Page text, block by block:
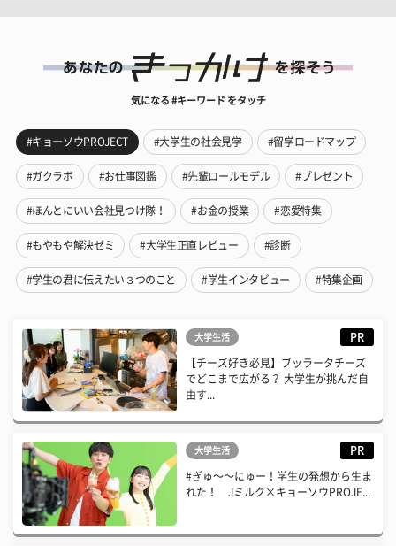
気になる #キーワード をタッチ
#キョーソウPROJECT #大学生の社会見学 #留学ロードマップ
#ガクラボ #お仕事図鑑 #先輩ロールモデル #プレゼント
#ほんとにいい会社見つけ隊！ #お金の授業 #恋愛特集
#もやもや解決ゼミ #大学生正直レビュー #診断
#学生の君に伝えたい３つのこと #学生インタビュー #特集企画
大学生活 PR
【チーズ好き必見】ブッラータチーズ
でどこまで広がる？ 大学生が挑んだ自
由す...
大学生活 PR
#ぎゅ〜〜にゅー！学生の発想から生ま
れた！ Jミルク×キョーソウPROJE...